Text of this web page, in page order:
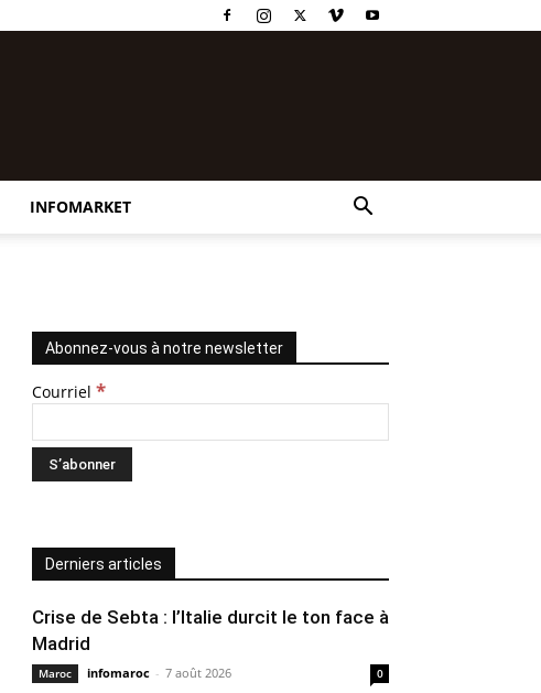
INFOMARKET
Abonnez-vous à notre newsletter
Courriel *
Derniers articles
Crise de Sebta : l’Italie durcit le ton face à
Madrid
Maroc infomaroc - 7 août 2026 0